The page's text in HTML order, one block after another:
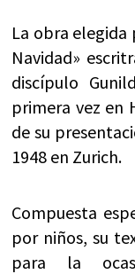
La obra elegida
Navidad»
discípulo
primera vez en
de su
1948 en Zurich.
Compuesta
por niños, su
para la